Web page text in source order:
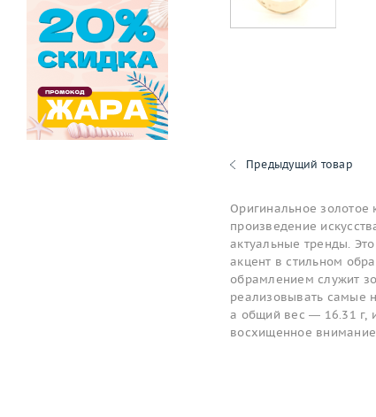
Предыдущий товар
Оригинальное
произведение
актуальные тренды.
акцент в стильном
обрамлением служит
реализовывать самые
а общий вес — 16.31 г,
восхищенное